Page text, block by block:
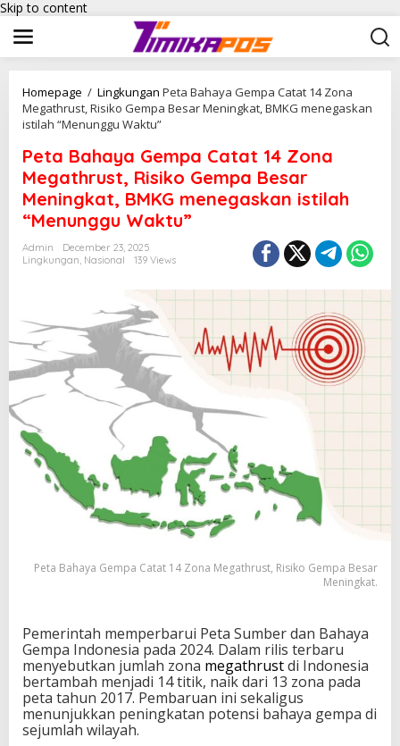
Skip to content
Homepage / Lingkungan Peta Bahaya Gempa Catat 14 Zona
Megathrust, Risiko Gempa Besar Meningkat, BMKG menegaskan
istilah “Menunggu Waktu”
Peta Bahaya Gempa Catat 14 Zona
Megathrust, Risiko Gempa Besar
Meningkat, BMKG menegaskan istilah
“Menunggu Waktu”
Admin
December 23, 2025
Lingkungan, Nasional 139 Views
Peta Bahaya Gempa Catat 14 Zona Megathrust, Risiko Gempa Besar
Meningkat.
Pemerintah memperbarui Peta Sumber dan Bahaya
Gempa Indonesia pada 2024. Dalam rilis terbaru
menyebutkan jumlah zona megathrustdi Indonesia
bertambah menjadi 14 titik, naik dari 13 zona pada
peta tahun 2017. Pembaruan ini sekaligus
menunjukkan peningkatan potensi bahaya gempa di
sejumlah wilayah.